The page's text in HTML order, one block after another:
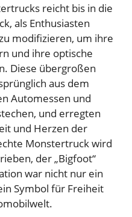
reicht bis in die
als Enthusiasten
modifizieren, um ihre
und ihre optische
Diese übergroßen
aus dem
Automessen und
und erregten
und Herzen der
Monstertruck wird
der „Bigfoot“
war nicht nur ein
Symbol für Freiheit